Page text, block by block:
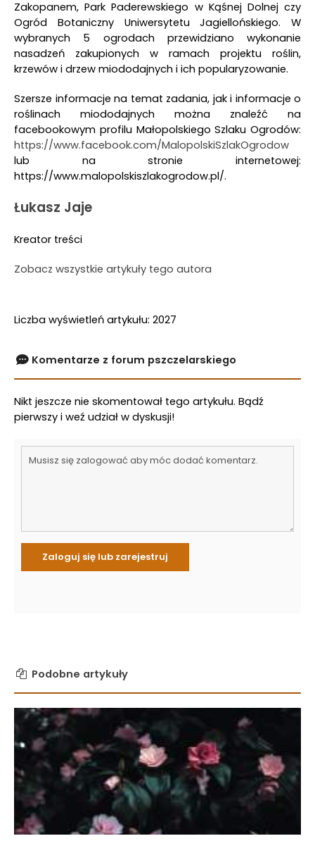
Zakopanem, Park Paderewskiego w Kąśnej Dolnej czy
Ogród Botaniczny Uniwersytetu Jagiellońskiego. W
wybranych 5 ogrodach przewidziano wykonanie
nasadzeń zakupionych w ramach projektu roślin,
krzewów i drzew miododajnych i ich popularyzowanie.
Szersze informacje na temat zadania, jak i informacje o
roślinach miododajnych można znaleźć na
facebookowym profilu Małopolskiego Szlaku Ogrodów:
https://www.facebook.com/MalopolskiSzlakOgrodow
lub na stronie internetowej:
https://www.malopolskiszlakogrodow.pl/.
Łukasz Jaje
Kreator treści
Zobacz wszystkie artykuły tego autora
Liczba wyświetleń artykułu: 2027
Komentarze z forum pszczelarskiego
Nikt jeszcze nie skomentował tego artykułu. Bądź
pierwszy i weź udział w dyskusji!
Podobne artykuły